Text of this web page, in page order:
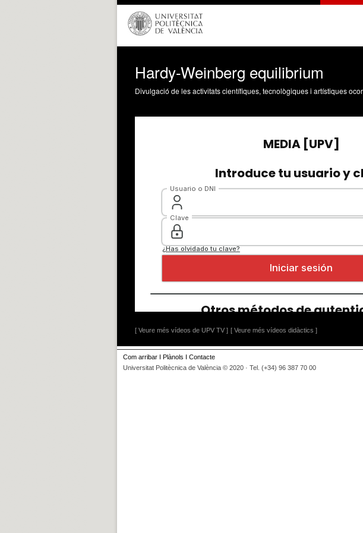
Hardy-Weinberg equilibrium
Divulgació de les activitats científiques, tecnològiques i artístiques
[ Veure més vídeos de UPV TV ] [ Veure més vídeos didàctics ]
Com arribar I Plànols I Contacte
Universitat Politècnica de València © 2020 · Tel. (+34) 96 387 70 00